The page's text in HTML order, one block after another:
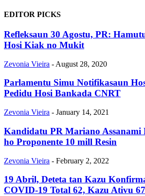
EDITOR PICKS
Refleksaun 30 Agostu, PR:
Hosi Kiak no Mukit
Zevonia Vieira - August 28, 2020
Parlamentu Simu Notifikasaun
Pedidu Hosi Bankada CNRT
Zevonia Vieira - January 14, 2021
Kandidatu PR Mariano Assanami
ho Proponente 10 mill Resin
Zevonia Vieira - February 2, 2022
19 Abril, Deteta tan Kazu
COVID-19 Total 62, Kazu Ativu